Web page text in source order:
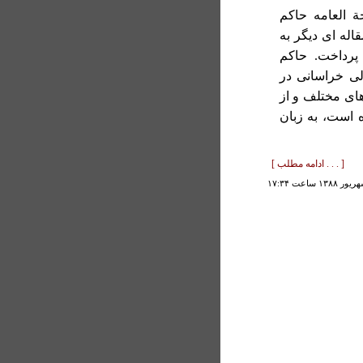
العامه حاکم
ای ديگر به
حاکم
خراسانی در
مختلف و از
است، به زبان
[ . . . ادامه مطلب ]